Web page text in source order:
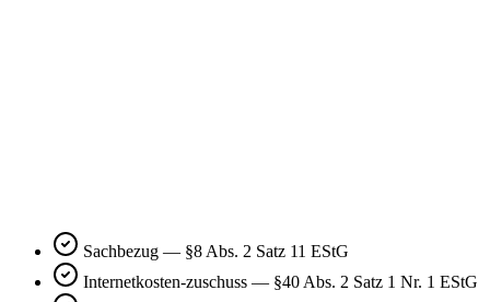
Sachbezug — §8 Abs. 2 Satz 11 EStG
Internetkosten-zuschuss — §40 Abs. 2 Satz 1 Nr. 1 EStG